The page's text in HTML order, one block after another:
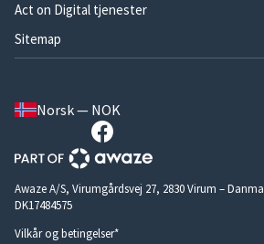
Act on Digital tjenester
Sitemap
Norsk — NOK
Awaze A/S, Virumgårdsvej 27, 2830 Virum –
DK17484575
Vilkår og betingelser*